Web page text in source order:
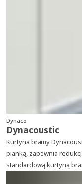
Dynaco
Dynacoustic
Kurtyna bramy
pianką, zapewnia
standardową kurtyną